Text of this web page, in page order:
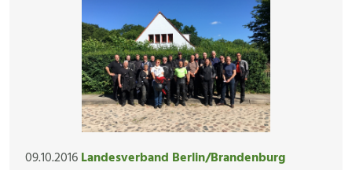
09.10.2016Landesverband Berlin/Brandenburg